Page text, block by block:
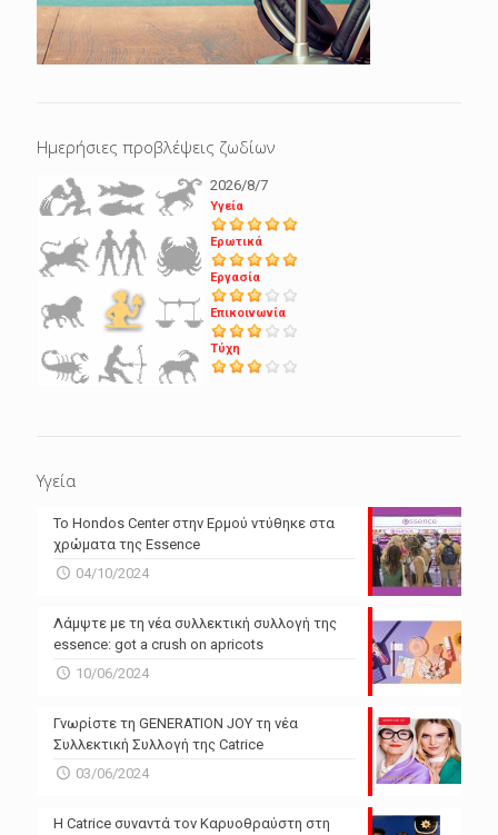
Ημερήσιες προβλέψεις ζωδίων
2026/8/7
Υγεία
Ερωτικά
Εργασία
Επικοινωνία
Τύχη
Υγεία
Το Hondos Center στην Ερμού ντύθηκε στα
χρώματα της Essence
04/10/2024
Λάμψτε με τη νέα συλλεκτική συλλογή της
essence: got a crush on apricots
10/06/2024
Γνωρίστε τη GENERATION JOY τη νέα
Συλλεκτική Συλλογή της Catrice
03/06/2024
Η Catrice συναντά τον Καρυοθραύστη στη